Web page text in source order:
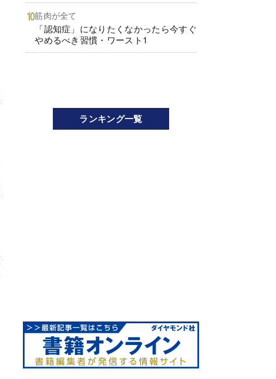
筋肉が全て
「認知症」になりたくなかったら今すぐ
やめるべき習慣・ワースト1
ランキング一覧